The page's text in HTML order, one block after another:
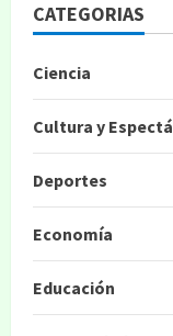
CATEGORIAS
Ciencia
Cultura y
Deportes
Economía
Educación